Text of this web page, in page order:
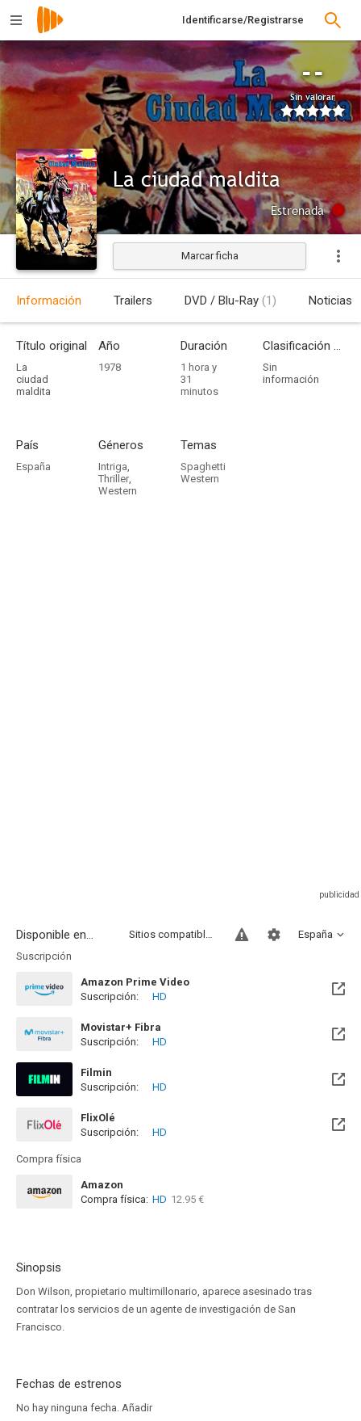
Identificarse/Registrarse
--
Sin valorar
La ciudad maldita
Estrenada
Marcar ficha
Información Trailers DVD / Blu-Ray (1) Noticias
Título original
La
ciudad
maldita
Año
1978
Duración
1 hora y
31
minutos
Clasificación por edades
Sin
información
País
España
Géneros
Intriga,
Thriller,
Western
Temas
Spaghetti
Western
Disponible en... España
Sitios compatibles
Suscripción
Amazon Prime Video
Suscripción:
HD
Movistar+ Fibra
Disponible hasta el Vie, 01 Ene 2100 (Quedan 73 años)
Suscripción: HD
Filmin
Disponible hasta el Mié, 31 Dic 2031 (Quedan 5 años)
Suscripción: HD
FlixOlé
Suscripción:
HD
Compra física
Amazon
Compra física: HD 12.95 €
Sinopsis
Don Wilson, propietario multimillonario, aparece asesinado tras
contratar los servicios de un agente de investigación de San
Francisco.
Fechas de estrenos
No hay ninguna fecha. Añadir